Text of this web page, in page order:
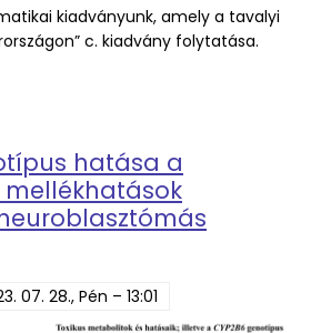
kiadványunk, amely a tavalyi
c. kiadvány folytatása.
új szakmai kiadványunk
hatása a
07. 28., Pén – 13:01